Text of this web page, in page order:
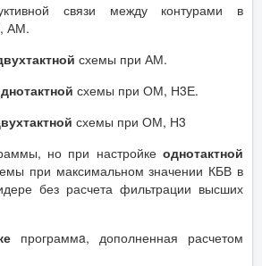
связи между контурами в
АМ.
схемы при АМ.
схемы при ОМ, Н3Е.
схемы при ОМ, Н3
но при настройке однотактной
при максимальном значении КБВ в
без расчета фильтрации высших
программa, дополненная расчетом